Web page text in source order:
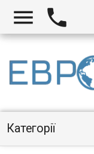
 
Категорії